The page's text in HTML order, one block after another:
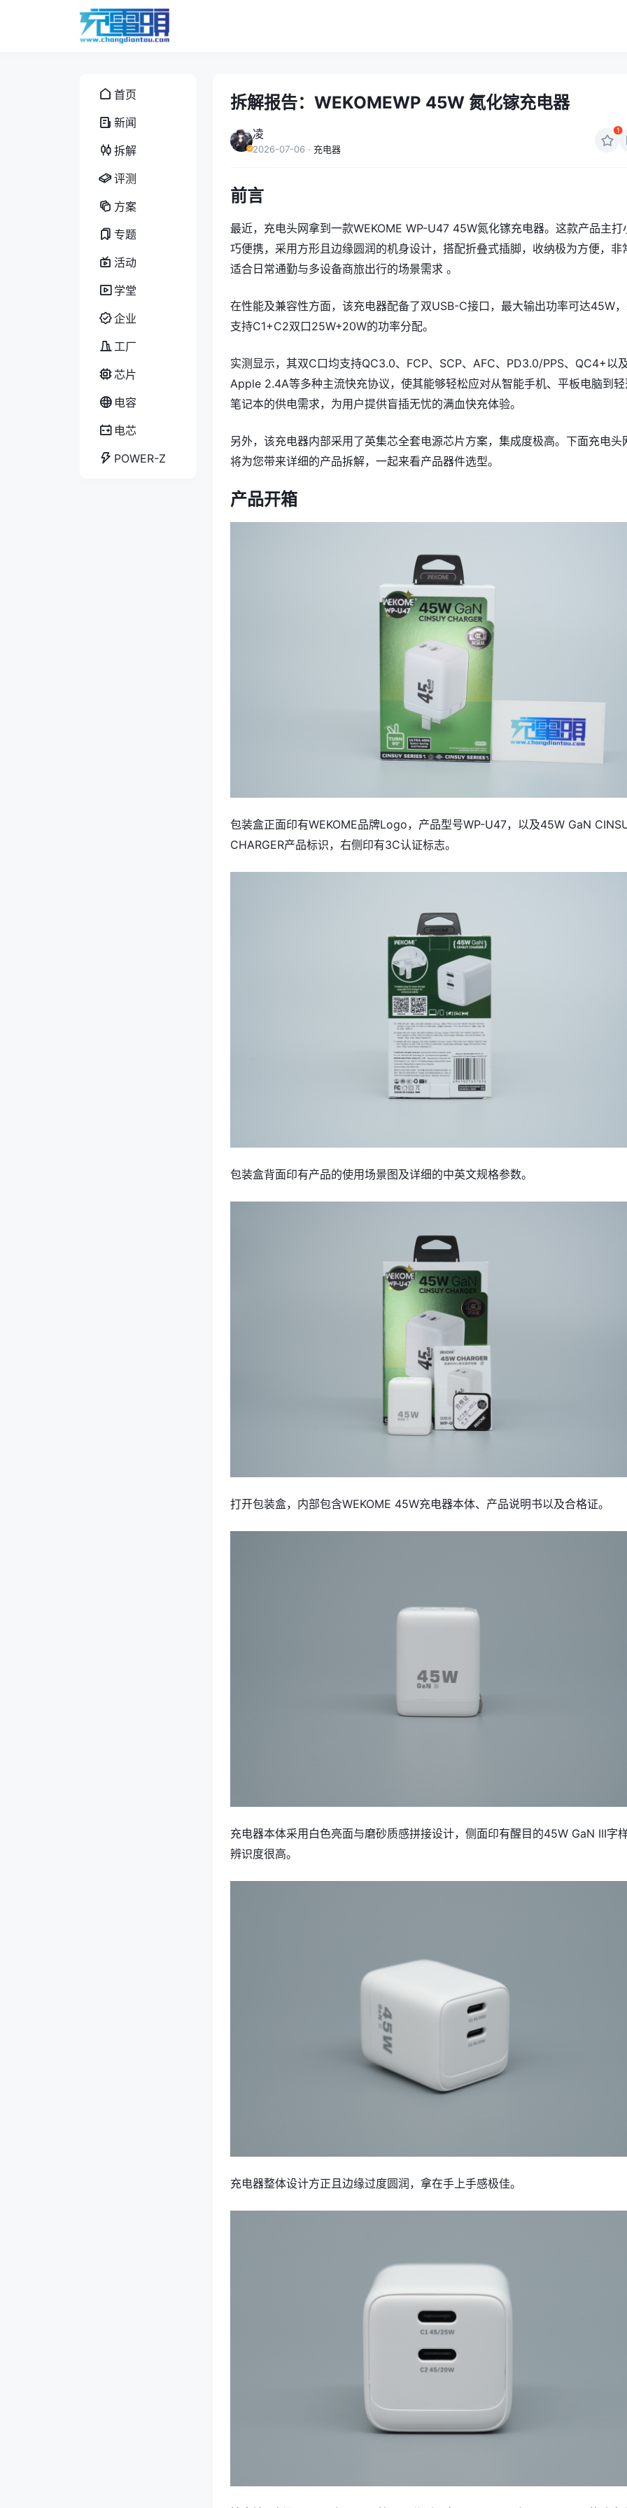
首页
新闻
拆解
评测
方案
专题
活动
学堂
企业
工厂
芯片
电容
电芯
POWER-Z
拆解报告：WEKOMEWP 45W 氮化镓充电器
凌
2026-07-06 · 充电器
1
前言
最近，充电头网拿到一款WEKOME WP-U47 45W氮化镓充电器。这款产品主打
巧便携，采用方形且边缘圆润的机身设计，搭配折叠式插脚，收纳极为方便，非
适合日常通勤与多设备商旅出行的场景需求 。
在性能及兼容性方面，该充电器配备了双USB-C接口，最大输出功率可达45W
支持C1+C2双口25W+20W的功率分配。
实测显示，其双C口均支持QC3.0、FCP、SCP、AFC、PD3.0/PPS、QC4+以
Apple 2.4A等多种主流快充协议，使其能够轻松应对从智能手机、平板电脑到
笔记本的供电需求，为用户提供盲插无忧的满血快充体验。
另外，该充电器内部采用了英集芯全套电源芯片方案，集成度极高。下面充电头
将为您带来详细的产品拆解，一起来看产品器件选型。
产品开箱
包装盒正面印有WEKOME品牌Logo，产品型号WP-U47，以及45W GaN
CHARGER产品标识，右侧印有3C认证标志。
包装盒背面印有产品的使用场景图及详细的中英文规格参数。
打开包装盒，内部包含WEKOME 45W充电器本体、产品说明书以及合格证。
充电器本体采用白色亮面与磨砂质感拼接设计，侧面印有醒目的45W GaN III字
辨识度很高。
充电器整体设计方正且边缘过度圆润，拿在手上手感极佳。